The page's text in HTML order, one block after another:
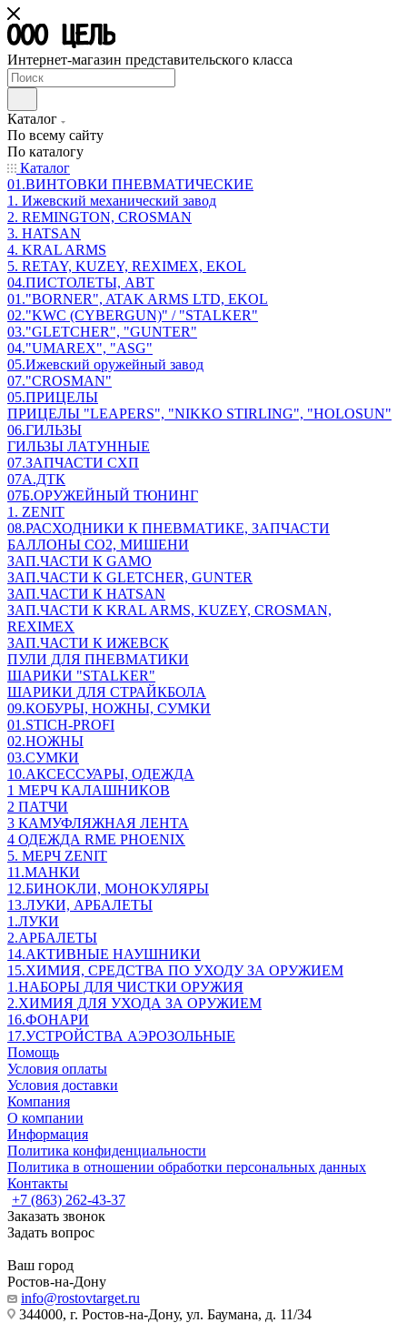
Интернет-магазин представительского класса
Каталог
По всему сайту
По каталогу
Каталог
01.ВИНТОВКИ ПНЕВМАТИЧЕСКИЕ
1. Ижевский механический завод
2. REMINGTON, CROSMAN
3. HATSAN
4. KRAL ARMS
5. RETAY, KUZEY, REXIMEX, EKOL
04.ПИСТОЛЕТЫ, АВТ
01."BORNER", ATAK ARMS LTD, EKOL
02."KWC (CYBERGUN)" / "STALKER"
03."GLETCHER", "GUNTER"
04."UMAREX", "ASG"
05.Ижевский оружейный завод
07."CROSMAN"
05.ПРИЦЕЛЫ
ПРИЦЕЛЫ "LEAPERS", "NIKKO STIRLING", "HOLOSUN"
06.ГИЛЬЗЫ
ГИЛЬЗЫ ЛАТУННЫЕ
07.ЗАПЧАСТИ СХП
07А.ДТК
07Б.ОРУЖЕЙНЫЙ ТЮНИНГ
1. ZENIT
08.РАСХОДНИКИ К ПНЕВМАТИКЕ, ЗАПЧАСТИ
БАЛЛОНЫ CO2, МИШЕНИ
ЗАП.ЧАСТИ К GAMO
ЗАП.ЧАСТИ К GLETCHER, GUNTER
ЗАП.ЧАСТИ К HATSAN
ЗАП.ЧАСТИ К KRAL ARMS, KUZEY, CROSMAN,
REXIMEX
ЗАП.ЧАСТИ К ИЖЕВСК
ПУЛИ ДЛЯ ПНЕВМАТИКИ
ШАРИКИ "STALKER"
ШАРИКИ ДЛЯ СТРАЙКБОЛА
09.КОБУРЫ, НОЖНЫ, СУМКИ
01.STICH-PROFI
02.НОЖНЫ
03.СУМКИ
10.АКСЕССУАРЫ, ОДЕЖДА
1 МЕРЧ КАЛАШНИКОВ
2 ПАТЧИ
3 КАМУФЛЯЖНАЯ ЛЕНТА
4 ОДЕЖДА RME PHOENIX
5. МЕРЧ ZENIT
11.МАНКИ
12.БИНОКЛИ, МОНОКУЛЯРЫ
13.ЛУКИ, АРБАЛЕТЫ
1.ЛУКИ
2.АРБАЛЕТЫ
14.АКТИВНЫЕ НАУШНИКИ
15.ХИМИЯ, СРЕДСТВА ПО УХОДУ ЗА ОРУЖИЕМ
1.НАБОРЫ ДЛЯ ЧИСТКИ ОРУЖИЯ
2.ХИМИЯ ДЛЯ УХОДА ЗА ОРУЖИЕМ
16.ФОНАРИ
17.УСТРОЙСТВА АЭРОЗОЛЬНЫЕ
Помощь
Условия оплаты
Условия доставки
Компания
О компании
Информация
Политика конфиденциальности
Политика в отношении обработки персональных данных
Контакты
+7 (863) 262-43-37
Заказать звонок
Задать вопрос
Ваш город
Ростов-на-Дону
info@rostovtarget.ru
344000, г. Ростов-на-Дону, ул. Баумана, д. 11/34